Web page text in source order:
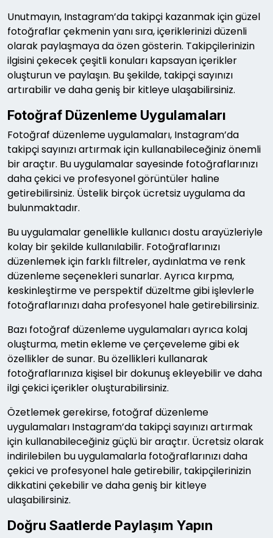
Unutmayın, Instagram’da takipçi kazanmak için güzel
fotoğraflar çekmenin yanı sıra, içeriklerinizi düzenli
olarak paylaşmaya da özen gösterin. Takipçilerinizin
ilgisini çekecek çeşitli konuları kapsayan içerikler
oluşturun ve paylaşın. Bu şekilde, takipçi sayınızı
artırabilir ve daha geniş bir kitleye ulaşabilirsiniz.
Fotoğraf Düzenleme Uygulamaları
Fotoğraf düzenleme uygulamaları, Instagram’da
takipçi sayınızı artırmak için kullanabileceğiniz önemli
bir araçtır. Bu uygulamalar sayesinde fotoğraflarınızı
daha çekici ve profesyonel görüntüler haline
getirebilirsiniz. Üstelik birçok ücretsiz uygulama da
bulunmaktadır.
Bu uygulamalar genellikle kullanıcı dostu arayüzleriyle
kolay bir şekilde kullanılabilir. Fotoğraflarınızı
düzenlemek için farklı filtreler, aydınlatma ve renk
düzenleme seçenekleri sunarlar. Ayrıca kırpma,
keskinleştirme ve perspektif düzeltme gibi işlevlerle
fotoğraflarınızı daha profesyonel hale getirebilirsiniz.
Bazı fotoğraf düzenleme uygulamaları ayrıca kolaj
oluşturma, metin ekleme ve çerçeveleme gibi ek
özellikler de sunar. Bu özellikleri kullanarak
fotoğraflarınıza kişisel bir dokunuş ekleyebilir ve daha
ilgi çekici içerikler oluşturabilirsiniz.
Özetlemek gerekirse, fotoğraf düzenleme
uygulamaları Instagram’da takipçi sayınızı artırmak
için kullanabileceğiniz güçlü bir araçtır. Ücretsiz olarak
indirilebilen bu uygulamalarla fotoğraflarınızı daha
çekici ve profesyonel hale getirebilir, takipçilerinizin
dikkatini çekebilir ve daha geniş bir kitleye
ulaşabilirsiniz.
Doğru Saatlerde Paylaşım Yapın